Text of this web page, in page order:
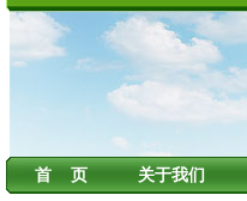
首 页 关于我们